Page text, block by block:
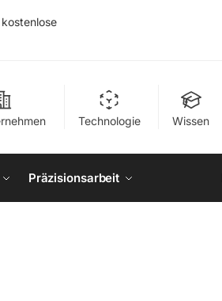
Technologie Wissen
Präzisionsarbeit